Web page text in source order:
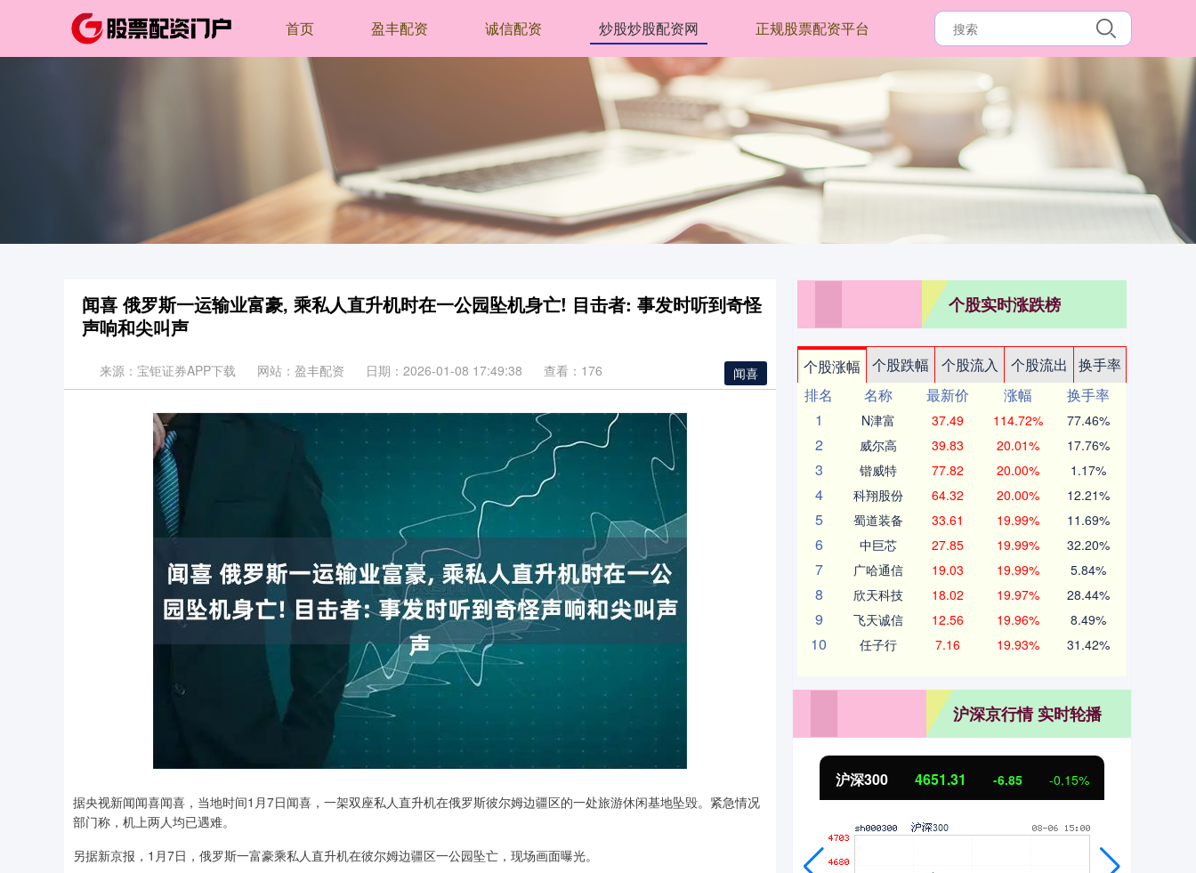
首页 盈丰配资 诚信配资 炒股炒股配资网 正规股票配资平台
闻喜 俄罗斯一运输业富豪, 乘私人直升机时在一公园坠机身亡! 目击者: 事发时听到奇怪
声响和尖叫声
闻喜
来源：宝钜证券APP下载 网站：盈丰配资 日期：2026-01-08 17:49:38 查看：176
据央视新闻闻喜闻喜，当地时间1月7日闻喜，一架双座私人直升机在俄罗斯彼尔姆边疆区的一处旅游休闲基地坠毁。紧急情况
部门称，机上两人均已遇难。
另据新京报，1月7日，俄罗斯一富豪乘私人直升机在彼尔姆边疆区一公园坠亡，现场画面曝光。
个股实时涨跌榜
个股涨幅 个股跌幅 个股流入 个股流出
换手率
排名
名称 最新价 涨幅
换手率
1
N津富 37.49 114.72% 77.46%
2 威尔高 39.83 20.01% 17.76%
3 锴威特 77.82 20.00% 1.17%
4 科翔股份 64.32 20.00% 12.21%
5 蜀道装备 33.61 19.99% 11.69%
6 中巨芯 27.85 19.99% 32.20%
7 广哈通信 19.03 19.99% 5.84%
8 欣天科技 18.02 19.97% 28.44%
9 飞天诚信 12.56 19.96% 8.49%
10 任子行 7.16 19.93% 31.42%
沪深京行情 实时轮播
沪深300 4651.31 -6.85 -0.15%